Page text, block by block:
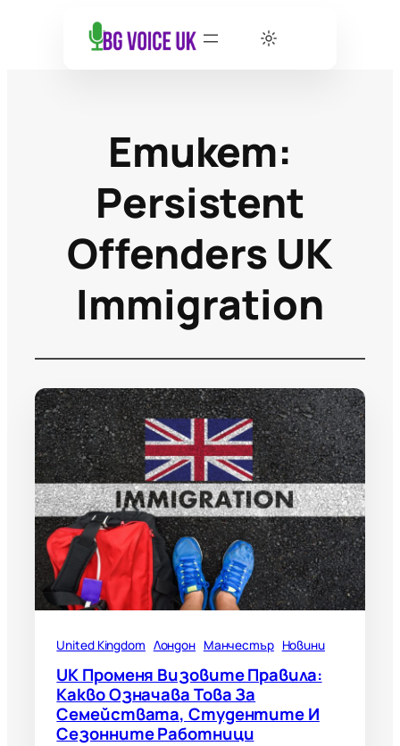
Етикет:
Persistent
Offenders UK
Immigration
United Kingdom Лондон Манчестър Новини
UK Променя Визовите Правила:
Какво Означава Това За
Семействата, Студентите И
Сезонните Работници